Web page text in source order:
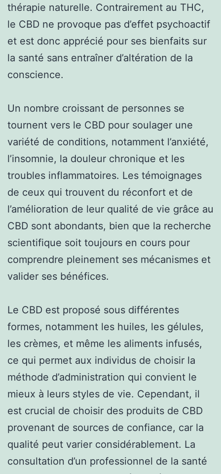
thérapie naturelle. Contrairement au THC,
le CBD ne provoque pas d’effet psychoactif
et est donc apprécié pour ses bienfaits sur
la santé sans entraîner d’altération de la
conscience.
Un nombre croissant de personnes se
tournent vers le CBD pour soulager une
variété de conditions, notamment l’anxiété,
l’insomnie, la douleur chronique et les
troubles inflammatoires. Les témoignages
de ceux qui trouvent du réconfort et de
l’amélioration de leur qualité de vie grâce au
CBD sont abondants, bien que la recherche
scientifique soit toujours en cours pour
comprendre pleinement ses mécanismes et
valider ses bénéfices.
Le CBD est proposé sous différentes
formes, notamment les huiles, les gélules,
les crèmes, et même les aliments infusés,
ce qui permet aux individus de choisir la
méthode d’administration qui convient le
mieux à leurs styles de vie. Cependant, il
est crucial de choisir des produits de CBD
provenant de sources de confiance, car la
qualité peut varier considérablement. La
consultation d’un professionnel de la santé